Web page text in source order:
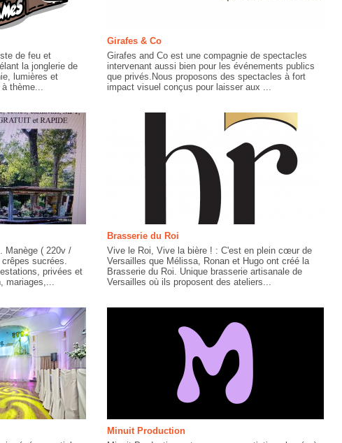
de feu et
la jonglerie de
lumières et
thème...
Girafes & Co
Girafes and Co est une compagnie de spectacles
intervenant aussi bien pour les événements publics
que privés.Nous proposons des spectacles à fort
impact visuel conçus pour laisser aux ...
Manège ( 220v /
sucrées.
privées et
mariages,...
Brasserie du Roi
Vive le Roi, Vive la bière ! : C'est en plein cœur de
Versailles que Mélissa, Ronan et Hugo ont créé la
Brasserie du Roi. Unique brasserie artisanale de
Versailles où ils proposent des ateliers...
Minuit Production